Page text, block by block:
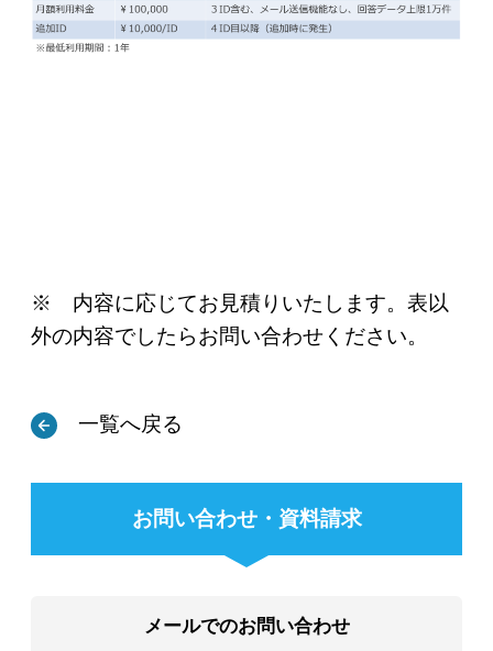
※ 内容に応じてお見積りいたします。表以
外の内容でしたらお問い合わせください。
一覧へ戻る
お問い合わせ・資料請求
メールでのお問い合わせ